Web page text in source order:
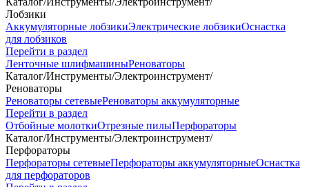
Лобзики
Аккумуляторные лобзикиЭлектрические лобзикиОснастка
для лобзиков
Перейти в раздел
Ленточные шлифмашиныРеноваторы
Каталог/Инструменты/Электроинструмент/
Реноваторы
Реноваторы сетевыеРеноваторы аккумуляторные
Перейти в раздел
Отбойные молоткиОтрезные пилыПерфораторы
Каталог/Инструменты/Электроинструмент/
Перфораторы
Перфораторы сетевыеПерфораторы аккумуляторныеОснастка
для перфораторов